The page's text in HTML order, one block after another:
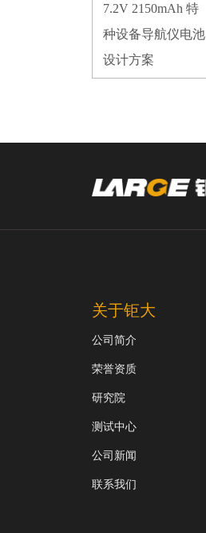
7.2V 2150mAh 特
种设备导航仪电池
设计方案
关于钜大
公司简介
荣誉资质
研究院
测试中心
公司新闻
联系我们